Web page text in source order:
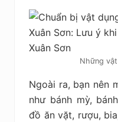
Những
Ngoài ra, bạn nên
như bánh mỳ,
đồ ăn vặt, rượu,